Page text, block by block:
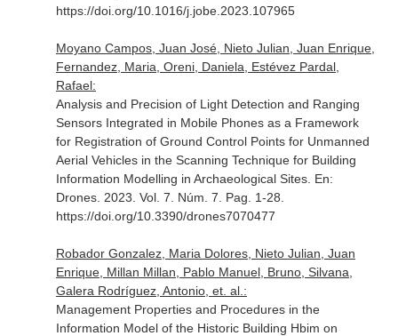
https://doi.org/10.1016/j.jobe.2023.107965
Moyano Campos, Juan José, Nieto Julian, Juan Enrique,
Fernandez, Maria, Oreni, Daniela, Estévez Pardal,
Rafael:
Analysis and Precision of Light Detection and Ranging
Sensors Integrated in Mobile Phones as a Framework
for Registration of Ground Control Points for Unmanned
Aerial Vehicles in the Scanning Technique for Building
Information Modelling in Archaeological Sites. En:
Drones. 2023. Vol. 7. Núm. 7. Pag. 1-28.
https://doi.org/10.3390/drones7070477
Robador Gonzalez, Maria Dolores, Nieto Julian, Juan
Enrique, Millan Millan, Pablo Manuel, Bruno, Silvana,
Galera Rodríguez, Antonio, et. al.:
Management Properties and Procedures in the
Information Model of the Historic Building Hbim on